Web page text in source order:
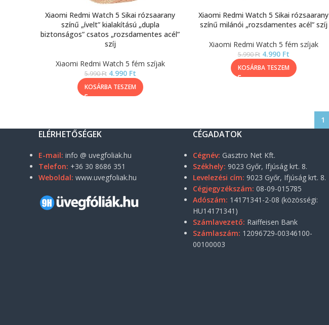
Xiaomi Redmi Watch 5 Sikai rózsaarany
színű „ívelt” kialakítású „dupla
biztonságos” csatos „rozsdamentes acél”
szíj
Xiaomi Redmi Watch 5 fém szíjak
5.990Ft 4.990 Ft
KOSÁRBA TESZEM
Xiaomi Redmi Watch 5 Sikai rózsaarany
színű milánói „rozsdamentes acél” szíj
Xiaomi Redmi Watch 5 fém szíjak
5.990Ft 4.990 Ft
KOSÁRBA TESZEM
1
ELÉRHETŐSÉGEK
E-mail: info @ uvegfoliak.hu
Telefon: +36 30 8686 351
Weboldal: www.uvegfoliak.hu
CÉGADATOK
Cégnév: Gasztro Net Kft.
Székhely: 9023 Győr, Ifjúság krt. 8.
Levelezési cím: 9023 Győr, Ifjúság krt. 8.
Cégjegyzékszám: 08-09-015785
Adószám: 14171341-2-08 (közösségi:
HU14171341)
Számlavezető: Raiffeisen Bank
Számlaszám: 12096729-00346100-
00100003